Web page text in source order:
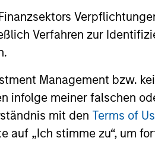
Verfahren zur
Management bzw.
meiner falschen
mit den Terms of
„Ich stimme zu“, um